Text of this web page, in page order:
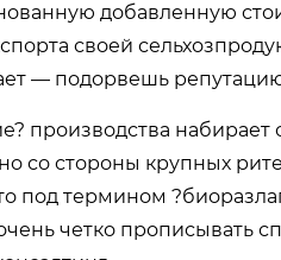
добавленную
своей
— подорвешь
производства
со стороны крупных
под термином
четко прописывать